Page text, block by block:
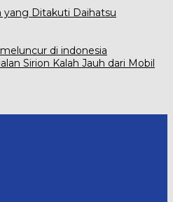
yang Ditakuti Daihatsu
Sirion Kalah Jauh dari Mobil